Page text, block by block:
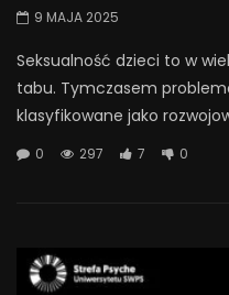
9 MAJA 2025
Seksualność dzieci to w
tabu. Tymczasem
klasyfikowane jako
0 297 7 0